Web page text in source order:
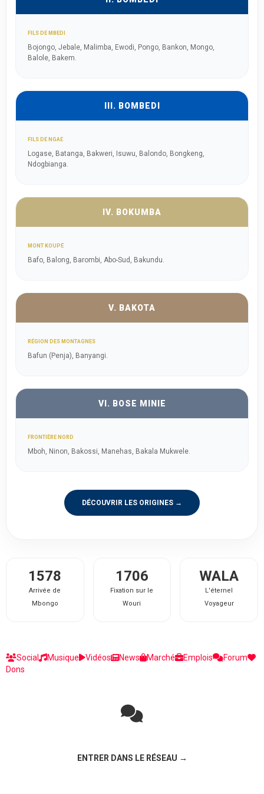
FILS DE MBEDI
Bojongo, Jebale, Malimba, Ewodi, Pongo, Bankon, Mongo,
Balole, Bakem.
III. BOMBEDI
FILS DE NGAE
Logase, Batanga, Bakweri, Isuwu, Balondo, Bongkeng,
Ndogbianga.
IV. BOKUMBA
MONT KOUPÉ
Bafo, Balong, Barombi, Abo-Sud, Bakundu.
V. BAKOTA
RÉGION DES MONTAGNES
Bafun (Penja), Banyangi.
VI. BOSE MINIE
FRONTIÈRE NORD
Mboh, Ninon, Bakossi, Manehas, Bakala Mukwele.
DÉCOUVRIR LES ORIGINES →
1578
Arrivée de
Mbongo
1706
Fixation sur le
Wouri
WALA
L'éternel
Voyageur
Social Musique Vidéos News Marché Emplois
Forum
Dons
ENTRER DANS LE RÉSEAU →